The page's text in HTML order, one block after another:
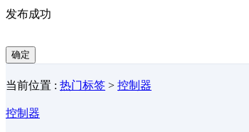
发布成功
确定
当前位置 : 热门标签 > 控制器
控制器